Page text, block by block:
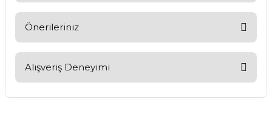
Önerileriniz
kullanarak tarafımıza iletebilirsiniz.
Görüş ve önerileriniz için teşekkür ederiz.
Alışveriş Deneyimi
verin, size ulaşamıyorum.